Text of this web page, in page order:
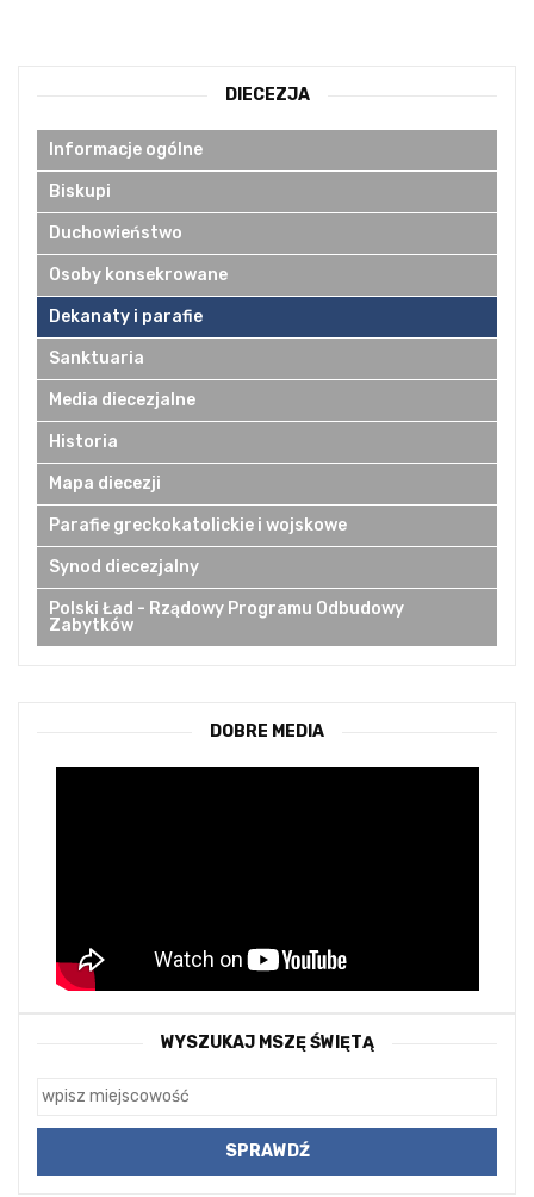
DIECEZJA
Informacje ogólne
Biskupi
Duchowieństwo
Osoby konsekrowane
Dekanaty i parafie
Sanktuaria
Media diecezjalne
Historia
Mapa diecezji
Parafie greckokatolickie i wojskowe
Synod diecezjalny
Polski Ład - Rządowy Programu Odbudowy
Zabytków
DOBRE MEDIA
WYSZUKAJ MSZĘ ŚWIĘTĄ